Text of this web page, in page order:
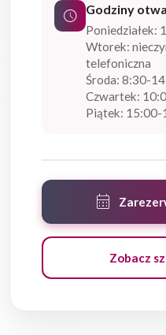
schedule Godziny
Poniedziałek:
Wtorek:
telefoniczna
Środa: 8:30-
Czwartek:
Piątek: 15:00-
calendar_month
Zobacz